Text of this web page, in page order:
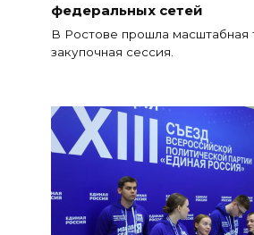
федеральных сетей
В Ростове прошла масштабная
закупочная сессия.